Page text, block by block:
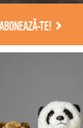
ABONEAZĂ-TE!